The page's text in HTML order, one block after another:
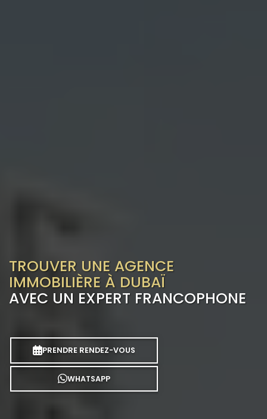
TROUVER UNE AGENCE
IMMOBILIÈRE À DUBAÏ
AVEC UN EXPERT FRANCOPHONE
PRENDRE RENDEZ-VOUS
WHATSAPP